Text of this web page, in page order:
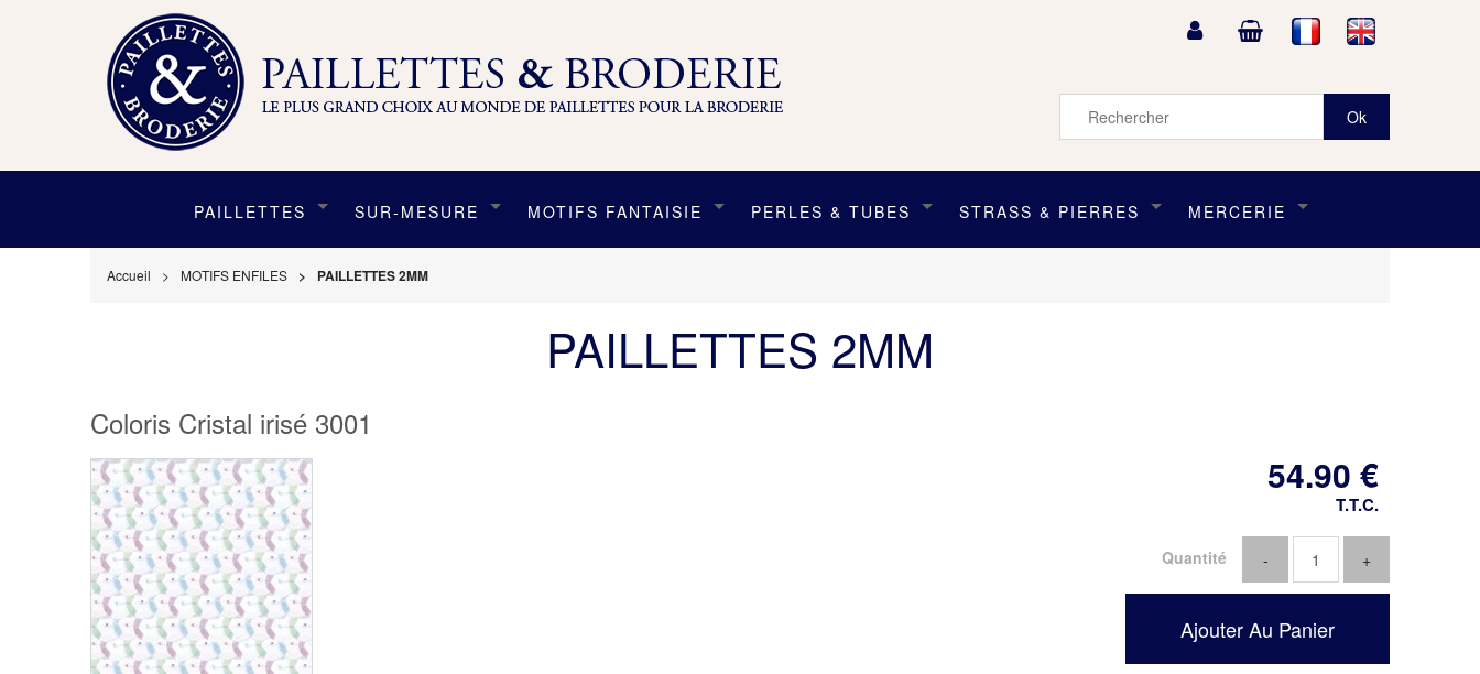
PAILLETTES SUR-MESURE MOTIFS FANTAISIE PERLES & TUBES STRASS & PIERRES MERCERIE
Accueil MOTIFS ENFILES PAILLETTES 2MM
PAILLETTES 2MM
Coloris Cristal irisé 3001
54.90 €
T.T.C.
Quantité